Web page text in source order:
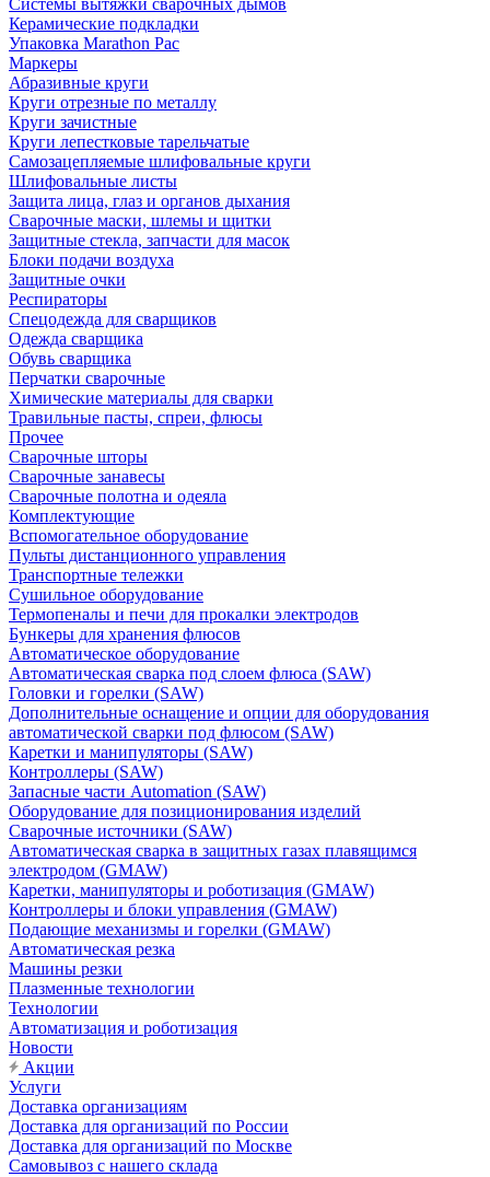
Системы вытяжки сварочных дымов
Керамические подкладки
Упаковка Marathon Pac
Маркеры
Абразивные круги
Круги отрезные по металлу
Круги зачистные
Круги лепестковые тарельчатые
Самозацепляемые шлифовальные круги
Шлифовальные листы
Защита лица, глаз и органов дыхания
Сварочные маски, шлемы и щитки
Защитные стекла, запчасти для масок
Блоки подачи воздуха
Защитные очки
Респираторы
Спецодежда для сварщиков
Одежда сварщика
Обувь сварщика
Перчатки сварочные
Химические материалы для сварки
Травильные пасты, спреи, флюсы
Прочее
Сварочные шторы
Сварочные занавесы
Сварочные полотна и одеяла
Комплектующие
Вспомогательное оборудование
Пульты дистанционного управления
Транспортные тележки
Сушильное оборудование
Термопеналы и печи для прокалки электродов
Бункеры для хранения флюсов
Автоматическое оборудование
Автоматическая сварка под слоем флюса (SAW)
Головки и горелки (SAW)
Дополнительные оснащение и опции для оборудования
автоматической сварки под флюсом (SAW)
Каретки и манипуляторы (SAW)
Контроллеры (SAW)
Запасные части Automation (SAW)
Оборудование для позиционирования изделий
Сварочные источники (SAW)
Автоматическая сварка в защитных газах плавящимся
электродом (GMAW)
Каретки, манипуляторы и роботизация (GMAW)
Контроллеры и блоки управления (GMAW)
Подающие механизмы и горелки (GMAW)
Автоматическая резка
Машины резки
Плазменные технологии
Технологии
Автоматизация и роботизация
Новости
Акции
Услуги
Доставка организациям
Доставка для организаций по России
Доставка для организаций по Москве
Самовывоз с нашего склада